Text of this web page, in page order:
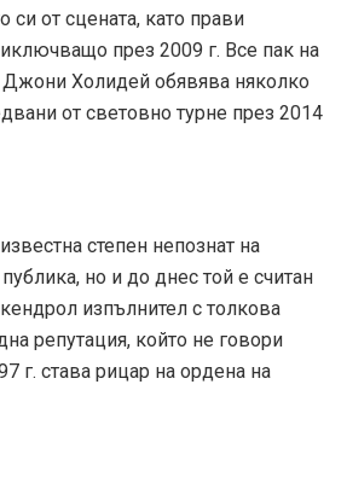
си от сцената, като прави
през 2009 г. Все пак на
Холидей обявява няколко
от световно турне през 2014
степен непознат на
но и до днес той е считан
изпълнител с толкова
репутация, който не говори
г. става рицар на ордена на